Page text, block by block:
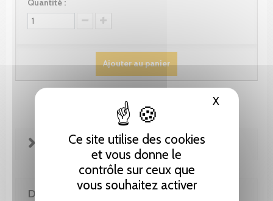
Ce site utilise des cookies
et vous donne le
contrôle sur ceux que
vous souhaitez activer
XMasquer
Ajouter au panier
FICHE TECHNIQUE
DE LA MÊME COLLECTION